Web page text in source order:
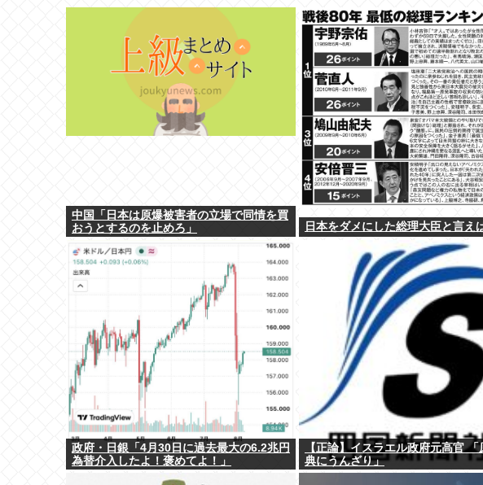
中国「日本は原爆被害者の立場で同情を買
おうとするのを止めろ」
日本をダメにした総理大臣と言え
政府・日銀「4月30日に過去最大の6.2兆円
為替介入したよ！褒めてよ！」
【正論】イスラエル政府元高官 「
典にうんざり」